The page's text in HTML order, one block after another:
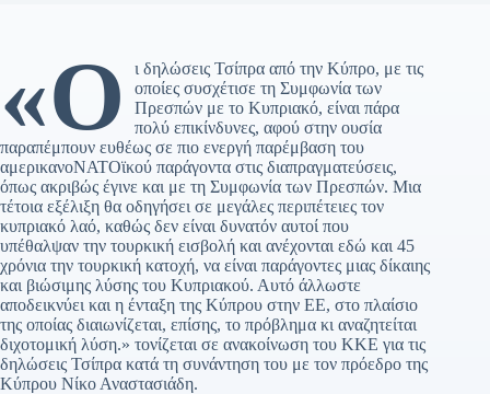
«Ο
ι δηλώσεις Τσίπρα από την Κύπρο, με τις
οποίες συσχέτισε τη Συμφωνία των
Πρεσπών με το Κυπριακό, είναι πάρα
πολύ επικίνδυνες, αφού στην ουσία
παραπέμπουν ευθέως σε πιο ενεργή παρέμβαση του
αμερικανοΝΑΤΟϊκού παράγοντα στις διαπραγματεύσεις,
όπως ακριβώς έγινε και με τη Συμφωνία των Πρεσπών. Μια
τέτοια εξέλιξη θα οδηγήσει σε μεγάλες περιπέτειες τον
κυπριακό λαό, καθώς δεν είναι δυνατόν αυτοί που
υπέθαλψαν την τουρκική εισβολή και ανέχονται εδώ και 45
χρόνια την τουρκική κατοχή, να είναι παράγοντες μιας δίκαιης
και βιώσιμης λύσης του Κυπριακού. Αυτό άλλωστε
αποδεικνύει και η ένταξη της Κύπρου στην ΕΕ, στο πλαίσιο
της οποίας διαιωνίζεται, επίσης, το πρόβλημα κι αναζητείται
διχοτομική λύση.» τονίζεται σε ανακοίνωση του ΚΚΕ για τις
δηλώσεις Τσίπρα κατά τη συνάντηση του με τον πρόεδρο της
Κύπρου Νίκο Αναστασιάδη.